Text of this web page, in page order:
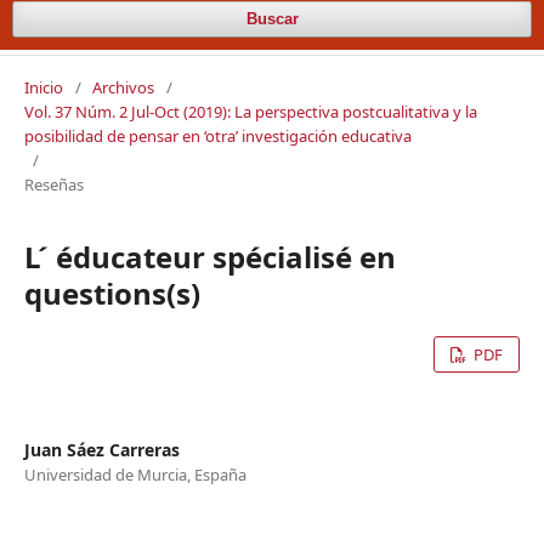
Buscar
Inicio / Archivos /
Vol. 37 Núm. 2 Jul-Oct (2019): La perspectiva postcualitativa y la
posibilidad de pensar en ‘otra’ investigación educativa
/
Reseñas
L ́ éducateur spécialisé en
questions(s)
PDF
Juan Sáez Carreras
Universidad de Murcia, España